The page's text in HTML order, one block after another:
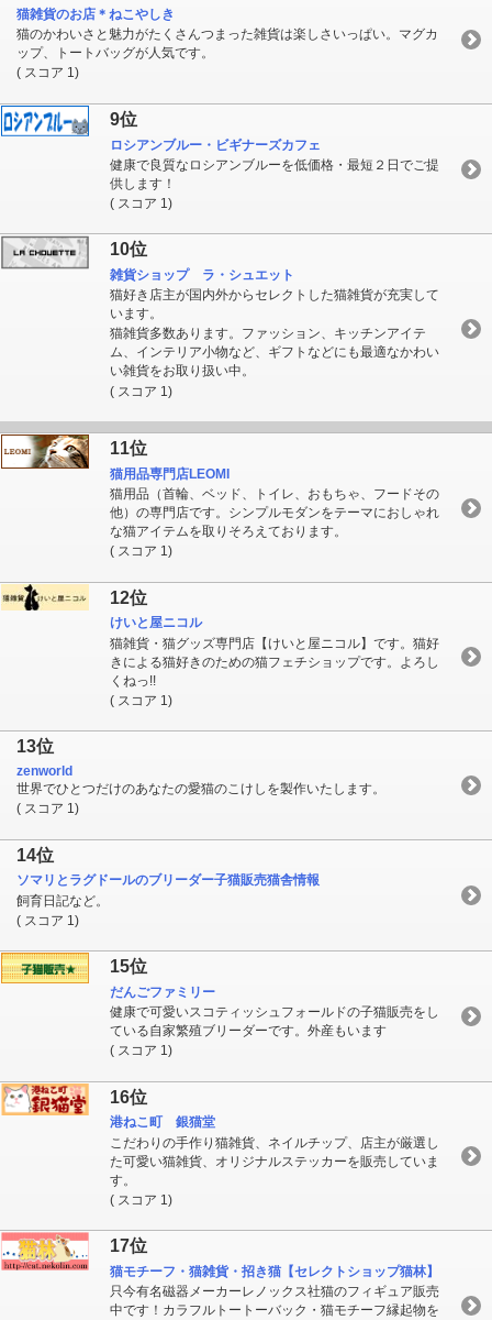
猫雑貨のお店＊ねこやしき
猫のかわいさと魅力がたくさんつまった雑貨は楽しさいっぱい。マグカ
ップ、トートバッグが人気です。
( スコア 1)
9位
ロシアンブルー・ビギナーズカフェ
健康で良質なロシアンブルーを低価格・最短２日でご提
供します！
( スコア 1)
10位
雑貨ショップ ラ・シュエット
猫好き店主が国内外からセレクトした猫雑貨が充実して
います。
猫雑貨多数あります。ファッション、キッチンアイテ
ム、インテリア小物など、ギフトなどにも最適なかわい
い雑貨をお取り扱い中。
( スコア 1)
11位
猫用品専門店LEOMI
猫用品（首輪、ベッド、トイレ、おもちゃ、フードその
他）の専門店です。シンプルモダンをテーマにおしゃれ
な猫アイテムを取りそろえております。
( スコア 1)
12位
けいと屋ニコル
猫雑貨・猫グッズ専門店【けいと屋ニコル】です。猫好
きによる猫好きのための猫フェチショップです。よろし
くねっ!!
( スコア 1)
13位
zenworld
世界でひとつだけのあなたの愛猫のこけしを製作いたします。
( スコア 1)
14位
ソマリとラグドールのブリーダー子猫販売猫舎情報
飼育日記など。
( スコア 1)
15位
だんごファミリー
健康で可愛いスコティッシュフォールドの子猫販売をし
ている自家繁殖ブリーダーです。外産もいます
( スコア 1)
16位
港ねこ町 銀猫堂
こだわりの手作り猫雑貨、ネイルチップ、店主が厳選し
た可愛い猫雑貨、オリジナルステッカーを販売していま
す。
( スコア 1)
17位
猫モチーフ・猫雑貨・招き猫【セレクトショップ猫林】
只今有名磁器メーカーレノックス社猫のフィギュア販売
中です！カラフルトートーバック・猫モチーフ縁起物を